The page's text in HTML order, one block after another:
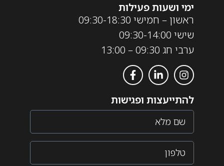
ימי ושעות פעילות
ראשון – חמישי 09:30-18:30
שישי 09:30-14:00
ערבי חג 09:30 – 13:00
להתייעצות ופגישות